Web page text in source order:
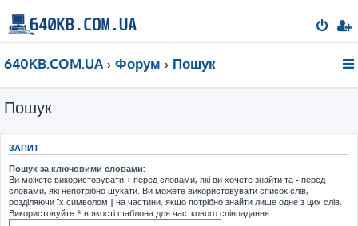
640KB.COM.UA Форум Пошук
Пошук
ЗАПИТ
Пошук за ключовими словами:
Ви можете використовувати + перед словами, які ви хочете знайти та - перед
словами, які непотрібно шукати. Ви можете використовувати список слів,
розділяючи їх символом | на частини, якщо потрібно знайти лише одне з цих слів.
Використовуйте * в якості шаблона для часткового співпадання.